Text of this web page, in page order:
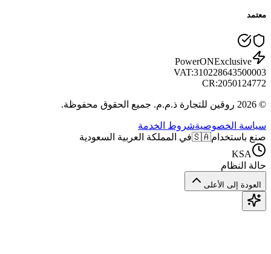
معتمد
PowerONExclusive
VAT:310228643500003
CR:2050124772
© 2026 روقين للتجارة ذ.م.م. جميع الحقوق محفوظة.
سياسة الخصوصيةشروط الخدمة
صنع باستخدام🇸🇦في المملكة العربية السعودية
KSA
حالة النظام
العودة إلى الأعلى